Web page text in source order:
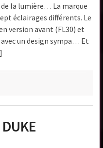
la lumière… La marque
éclairages différents. Le
version avant (FL30) et
un design sympa… Et